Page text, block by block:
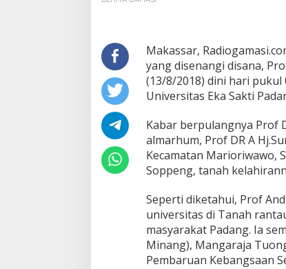
s
P
r
o
f
n
d
i
M
u
t
a
r
i
P
i
Makassar,
yang disenangi disana,
(13/8/2018) dini hari pukul
Universitas Eka Sakti
Kabar berpulangnya Prof
almarhum, Prof DR A
Kecamatan Marioriwawo,
Soppeng, tanah
Seperti diketahui, Prof
universitas di Tanah
masyarakat Padang. Ia
Minang), Mangaraja
Pembaruan Kebangsaan